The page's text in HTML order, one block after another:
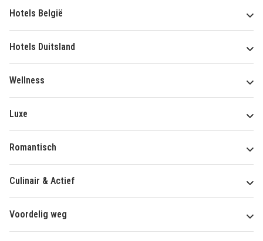
Hotels België
Hotels Duitsland
Wellness
Luxe
Romantisch
Culinair & Actief
Voordelig weg